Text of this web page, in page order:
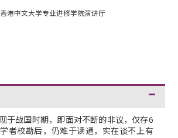
港中文大学专业进修学院演讲厅
于战国时期，即面对不断的非议，仅存6
者校勘后，仍难于读通，实在谈不上有